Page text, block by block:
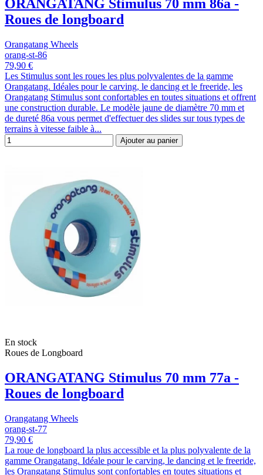
ORANGATANG Stimulus 70 mm 86a -
Roues de longboard
Orangatang Wheels
orang-st-86
79,90 €
Les Stimulus sont les roues les plus polyvalentes de la gamme
Orangatang. Idéales pour le carving, le dancing et le freeride, les
Orangatang Stimulus sont confortables en toutes situations et offrent
une construction durable. Le modèle jaune de diamètre 70 mm et
de dureté 86a vous permet d'effectuer des slides sur tous types de
terrains à vitesse faible à...
Ajouter au panier
En stock
Roues de Longboard
ORANGATANG Stimulus 70 mm 77a -
Roues de longboard
Orangatang Wheels
orang-st-77
79,90 €
La roue de longboard la plus accessible et la plus polyvalente de la
gamme Orangatang. Idéale pour le carving, le dancing et le freeride,
les Orangatang Stimulus sont confortables en toutes situations et